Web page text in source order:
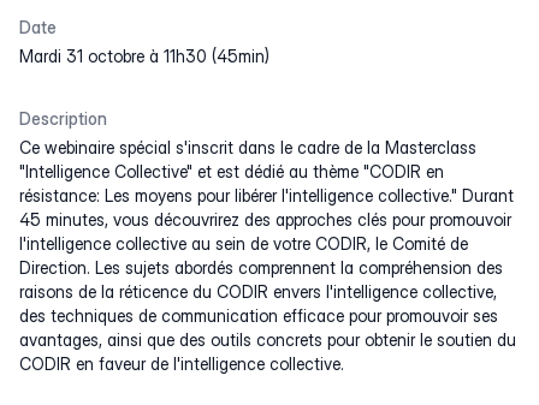
Date
mardi 31 octobre à 11h30 (45min)
Description
Ce webinaire spécial s'inscrit dans le cadre de la Masterclass
"Intelligence Collective" et est dédié au thème "CODIR en
résistance: Les moyens pour libérer l'intelligence collective." Durant
45 minutes, vous découvrirez des approches clés pour promouvoir
l'intelligence collective au sein de votre CODIR, le Comité de
Direction. Les sujets abordés comprennent la compréhension des
raisons de la réticence du CODIR envers l'intelligence collective,
des techniques de communication efficace pour promouvoir ses
avantages, ainsi que des outils concrets pour obtenir le soutien du
CODIR en faveur de l'intelligence collective.